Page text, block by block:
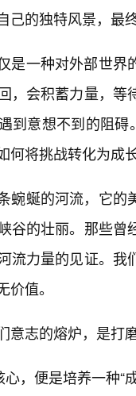
己的独特风景，最
是一种对外部世界
，会积蓄力量，
到意想不到的阻
何将挑战转化为成
蜿蜒的河流，它的
谷的壮丽。那些
流力量的见证。
值。
意志的熔炉，是打
心，便是培养一种